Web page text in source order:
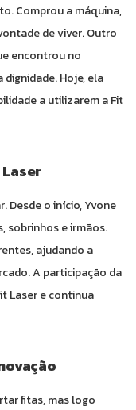
Comprou a máquina,
de viver. Outro
encontrou no
Hoje, ela
a utilizarem a Fit
Desde o início, Yvone
sobrinhos e irmãos.
ajudando a
A participação da
Laser e continua
fitas, mas logo